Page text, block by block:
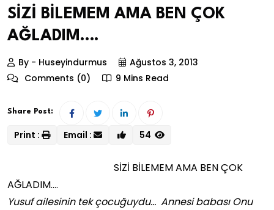
SİZİ BİLEMEM AMA BEN ÇOK
AĞLADIM….
By - Huseyindurmus
Ağustos 3, 2013
Comments (0)
9 Mins Read
Share Post:
Print : Email : 54
SİZİ BİLEMEM AMA BEN ÇOK
AĞLADIM….
Yusuf ailesinin tek çocuğuydu… Annesi babası Onu